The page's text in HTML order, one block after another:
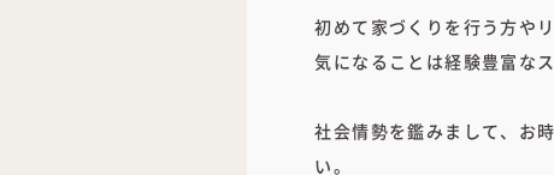
初めて家づくりを行う方や
気になることは経験豊富な
社会情勢を鑑みまして、お
い。